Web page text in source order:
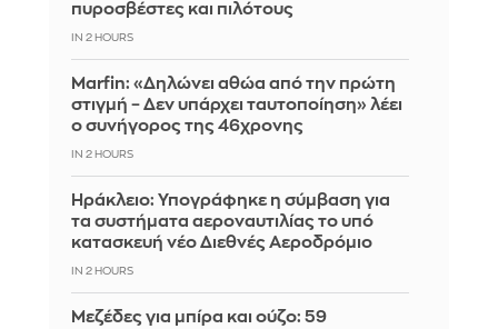
πυροσβέστες και πιλότους
IN 2 HOURS
Marfin: «Δηλώνει αθώα από την πρώτη
στιγμή – Δεν υπάρχει ταυτοποίηση» λέει
ο συνήγορος της 46χρονης
IN 2 HOURS
Ηράκλειο: Υπογράφηκε η σύμβαση για
τα συστήματα αεροναυτιλίας το υπό
κατασκευή νέο Διεθνές Αεροδρόμιο
IN 2 HOURS
Μεζέδες για μπίρα και ούζο: 59